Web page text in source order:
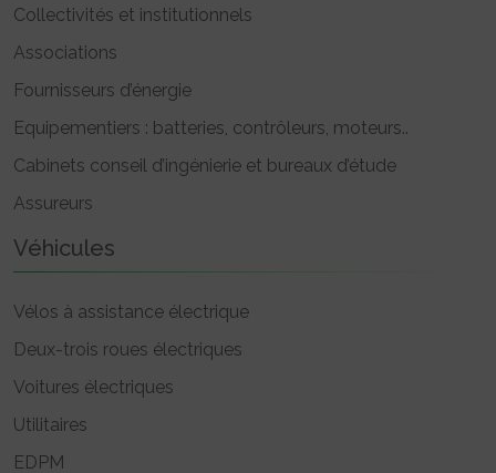
Collectivités et institutionnels
Associations
Fournisseurs d’énergie
Equipementiers : batteries, contrôleurs, moteurs..
Cabinets conseil d’ingénierie et bureaux d’étude
Assureurs
Véhicules
Vélos à assistance électrique
Deux-trois roues électriques
Voitures électriques
Utilitaires
EDPM